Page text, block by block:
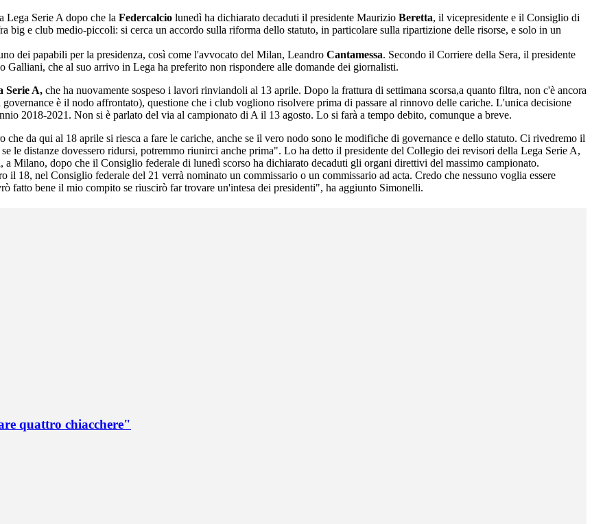
Lega Serie A dopo che la Federcalcio lunedì ha dichiarato decaduti il presidente Maurizio Beretta, il vicepresidente e il Consiglio di
e club medio-piccoli: si cerca un accordo sulla riforma dello statuto, in particolare sulla ripartizione delle risorse, e solo in un
dei papabili per la presidenza, così come l'avvocato del Milan, Leandro Cantamessa. Secondo il Corriere della Sera, il presidente
che al suo arrivo in Lega ha preferito non rispondere alle domande dei giornalisti.
Serie A, che ha nuovamente sospeso i lavori rinviandoli al 13 aprile. Dopo la frattura di settimana scorsa,a quanto filtra, non c'è ancora
è il nodo affrontato), questione che i club vogliono risolvere prima di passare al rinnovo delle cariche. L'unica decisione
2018-2021. Non si è parlato del via al campionato di A il 13 agosto. Lo si farà a tempo debito, comunque a breve.
da qui al 18 aprile si riesca a fare le cariche, anche se il vero nodo sono le modifiche di governance e dello statuto. Ci rivedremo il
le distanze dovessero ridursi, potremmo riunirci anche prima". Lo ha detto il presidente del Collegio dei revisori della Lega Serie A,
Milano, dopo che il Consiglio federale di lunedì scorso ha dichiarato decaduti gli organi direttivi del massimo campionato.
18, nel Consiglio federale del 21 verrà nominato un commissario o un commissario ad acta. Credo che nessuno voglia essere
fatto bene il mio compito se riuscirò far trovare un'intesa dei presidenti", ha aggiunto Simonelli.
quattro chiacchere"